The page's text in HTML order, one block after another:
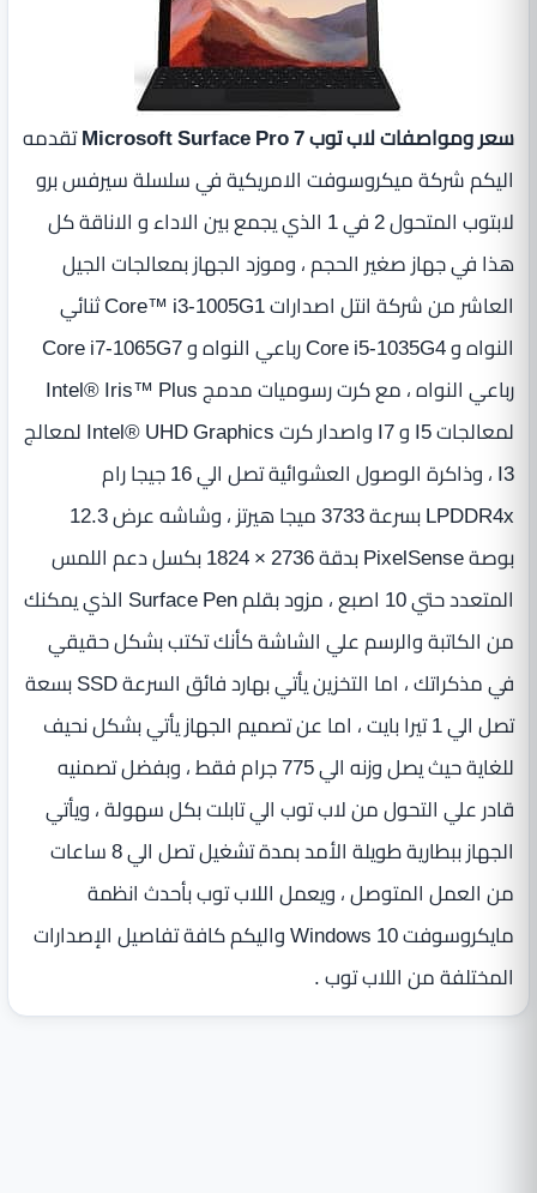
سعر ومواصفات لاب توب Microsoft Surface Pro 7
تقدمه
اليكم شركة ميكروسوفت الامريكية في سلسلة سيرفس برو
لابتوب المتحول 2 في 1 الذي يجمع بين الاداء و الاناقة كل
هذا في جهاز صغير الحجم ، وموزد الجهاز بمعالجات الجيل
العاشر من شركة انتل اصدارات Core™ i3-1005G1 ثنائي
النواه و Core i5-1035G4 رباعي النواه و Core i7-1065G7
رباعي النواه ، مع كرت رسوميات مدمج Intel® Iris™ Plus
لمعالجات I5 و I7 واصدار كرت ‎Intel® UHD Graphics لمعالج
I3 ، وذاكرة الوصول العشوائية تصل الي 16 جيجا رام
LPDDR4x بسرعة 3733 ميجا هيرتز ، وشاشه عرض 12.3
بوصة PixelSense بدقة 2736 × 1824 بكسل دعم اللمس
المتعدد حتي 10 اصبع ، مزود بقلم Surface Pen الذي يمكنك
من الكاتبة والرسم علي الشاشة كأنك تكتب بشكل حقيقي
في مذكراتك ، اما التخزين يأتي بهارد فائق السرعة SSD بسعة
تصل الي 1 تيرا بايت ، اما عن تصميم الجهاز يأتي بشكل نحيف
للغاية حيث يصل وزنه الي 775 جرام فقط ، وبفضل تصمنيه
قادر علي التحول من لاب توب الي تابلت بكل سهولة ، ويأتي
الجهاز ببطارية طويلة الأمد بمدة تشغيل تصل الي 8 ساعات
من العمل المتوصل ، ويعمل اللاب توب بأحدث انظمة
مايكروسوفت Windows 10 واليكم كافة تفاصيل الإصدارات
المختلفة من اللاب توب .